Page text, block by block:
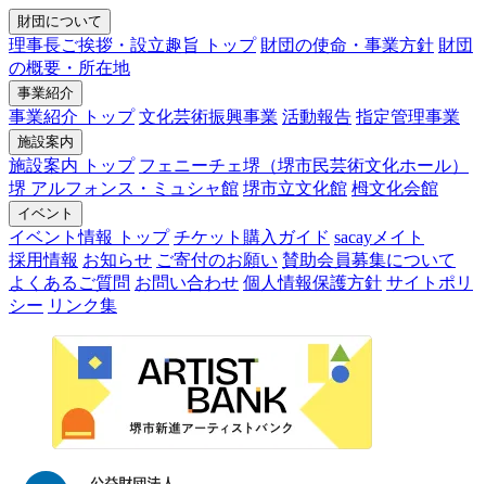
財団について
理事長ご挨拶・設立趣旨 トップ 財団の使命・事業方針 財団
の概要・所在地
事業紹介
事業紹介 トップ 文化芸術振興事業 活動報告 指定管理事業
施設案内
施設案内 トップ フェニーチェ堺（堺市民芸術文化ホール）
堺 アルフォンス・ミュシャ館 堺市立文化館 栂文化会館
イベント
イベント情報 トップ チケット購入ガイド sacayメイト
採用情報 お知らせ ご寄付のお願い 賛助会員募集について
よくあるご質問 お問い合わせ 個人情報保護方針 サイトポリ
シー リンク集